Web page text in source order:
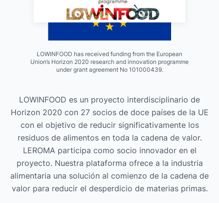
LOWINFOOD has received funding from the European
Union’s Horizon 2020 research and innovation programme
under grant agreement No 101000439.
LOWINFOOD es un proyecto interdisciplinario de
Horizon 2020 con 27 socios de doce países de la UE
con el objetivo de reducir significativamente los
residuos de alimentos en toda la cadena de valor.
LEROMA participa como socio innovador en el
proyecto. Nuestra plataforma ofrece a la industria
alimentaria una solución al comienzo de la cadena de
valor para reducir el desperdicio de materias primas.